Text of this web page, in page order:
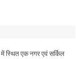
स्थित एक नगर एवं सर्किल